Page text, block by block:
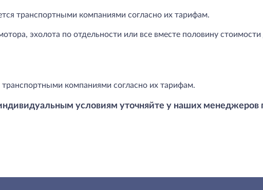
транспортными компаниями согласно их тарифам.
эхолота по отдельности или все вместе половину стоимости
компаниями согласно их тарифам.
условиям уточняйте у наших менеджеров